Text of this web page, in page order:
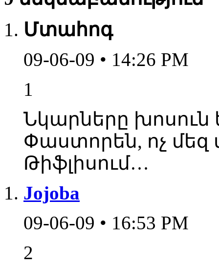
Մտահոգ
09-06-09 • 14:26 PM
1
Նկարները խոսուն
Փաստորեն, ոչ մեզ
Թիֆլիսում…
Jojoba
09-06-09 • 16:53 PM
2